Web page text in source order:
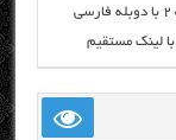
لینک مستقیم